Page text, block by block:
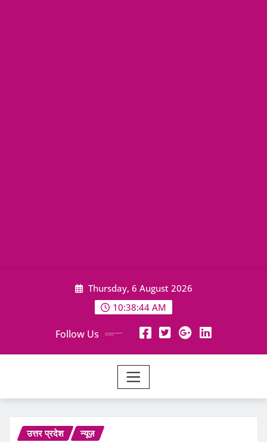
Thursday, 6 August 2026
10:38:46 AM
Follow Us
उत्तर प्रदेश न्यूज़